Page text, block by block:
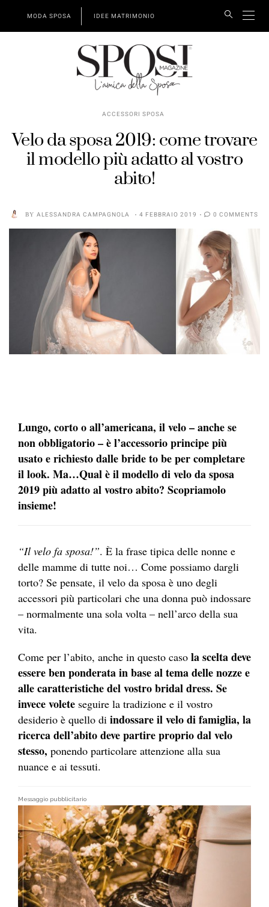
MODA SPOSA IDEE MATRIMONIO
ACCESSORI SPOSA
Velo da sposa 2019: come trovare
il modello più adatto al vostro
abito!
BY ALESSANDRA CAMPAGNOLA 4 FEBBRAIO 2019 0 COMMENTS
Lungo, corto o all’americana, il velo – anche se
non obbligatorio – è l’accessorio principe più
usato e richiesto dalle bride to be per completare
il look. Ma…Qual è il modello di velo da sposa
2019 più adatto al vostro abito? Scopriamolo
insieme!
“Il velo fa sposa!”. È la frase tipica delle nonne e
delle mamme di tutte noi… Come possiamo dargli
torto? Se pensate, il velo da sposa è uno degli
accessori più particolari che una donna può indossare
– normalmente una sola volta – nell’arco della sua
vita.
Come per l’abito, anche in questo caso la scelta deve
essere ben ponderata in base al tema delle nozze e
alle caratteristiche del vostro bridal dress. Se
invece volete seguire la tradizione e il vostro
desiderio è quello di indossare il velo di famiglia, la
ricerca dell’abito deve partire proprio dal velo
stesso, ponendo particolare attenzione alla sua
nuance e ai tessuti.
Messaggio pubblicitario